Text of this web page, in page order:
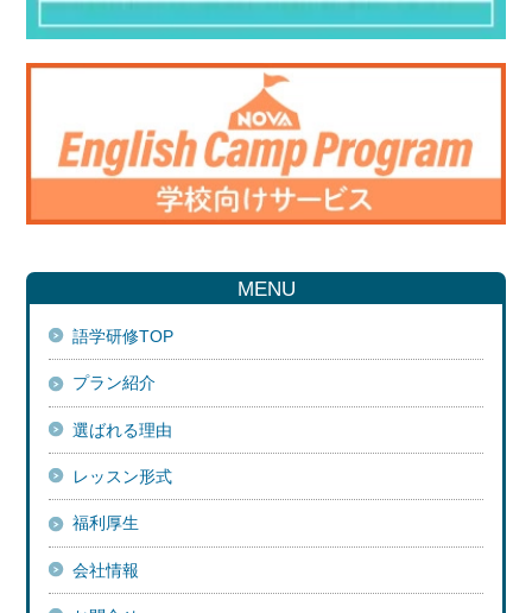
MENU
語学研修TOP
プラン紹介
選ばれる理由
レッスン形式
福利厚生
会社情報